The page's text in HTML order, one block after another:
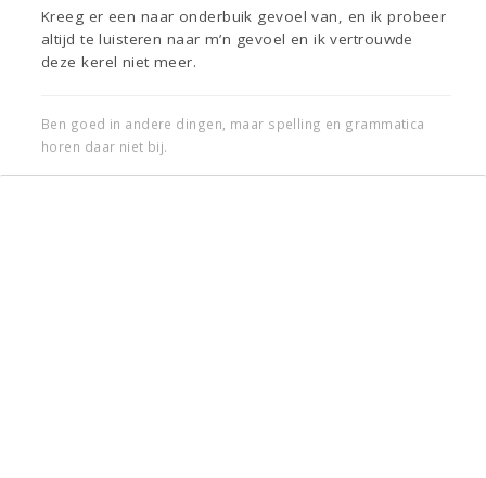
Kreeg er een naar onderbuik gevoel van, en ik probeer
altijd te luisteren naar m’n gevoel en ik vertrouwde
deze kerel niet meer.
Ben goed in andere dingen, maar spelling en grammatica
horen daar niet bij.